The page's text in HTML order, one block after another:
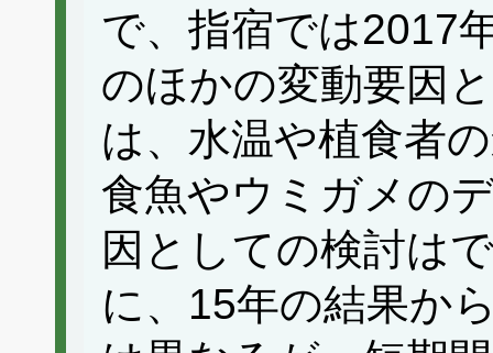
で、指宿では2017
のほかの変動要因
は、水温や植食者
食魚やウミガメの
因としての検討は
に、15年の結果か